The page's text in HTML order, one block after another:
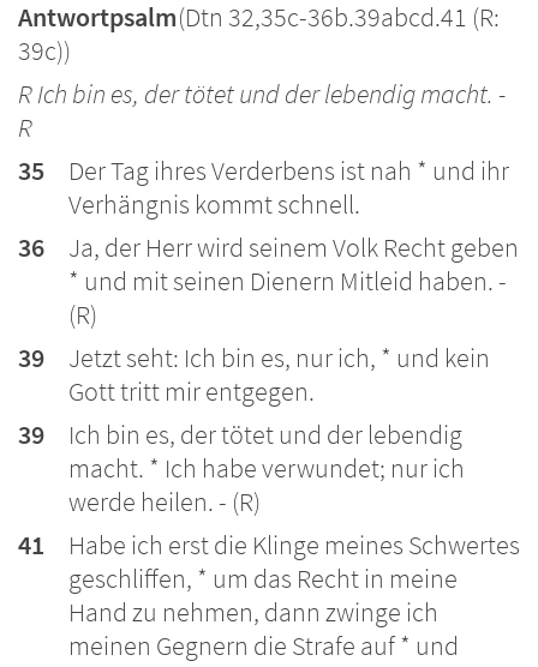
Antwortpsalm(Dtn 32,35c-36b.39abcd.41 (R:
39c))
R Ich bin es, der tötet und der lebendig macht. -
R
35
Der Tag ihres Verderbens ist nah * und ihr
Verhängnis kommt schnell.
36
Ja, der Herr wird seinem Volk Recht geben
* und mit seinen Dienern Mitleid haben. -
(R)
39
Jetzt seht: Ich bin es, nur ich, * und kein
Gott tritt mir entgegen.
39
Ich bin es, der tötet und der lebendig
macht. * Ich habe verwundet; nur ich
werde heilen. - (R)
41
Habe ich erst die Klinge meines Schwertes
geschliffen, * um das Recht in meine
Hand zu nehmen, dann zwinge ich
meinen Gegnern die Strafe auf * und